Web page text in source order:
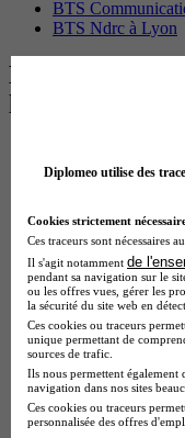
BTS
BTS Ndrc à Lyon
Les intitulés de
les plus
BTS Dietetique en
BTS Sp3s en
Master CCA en
BTS Ndrc en
BTS Sam en
Cap Fleuriste en
BTS Sio en
MSc Marketing
BTS Gpme en
Cap Electricien en
BTS Gpn en
BTS Domotique
Diplomeo utilise des
Cookies strictement
Ces traceurs sont nécessaires
Il s'agit notamment de
pendant sa navigation sur le
ou les offres vues, gérer les
la sécurité du site web en
Ces cookies ou traceurs
unique permettant de
sources de trafic.
Ils nous permettent
navigation dans nos sites
Ces cookies ou traceurs
personnalisée des offres